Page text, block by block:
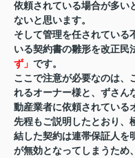
依頼されている場合が多い
ないと思います。
そして管理を任されている
いる契約書の雛形を改正民
ず」 です。
ここで注意が必要なのは、
れるオーナー様と、ずさん
動産業者に依頼されている
先程もご説明したとおり、
結した契約は連帯保証人を
が無効となってしまうため